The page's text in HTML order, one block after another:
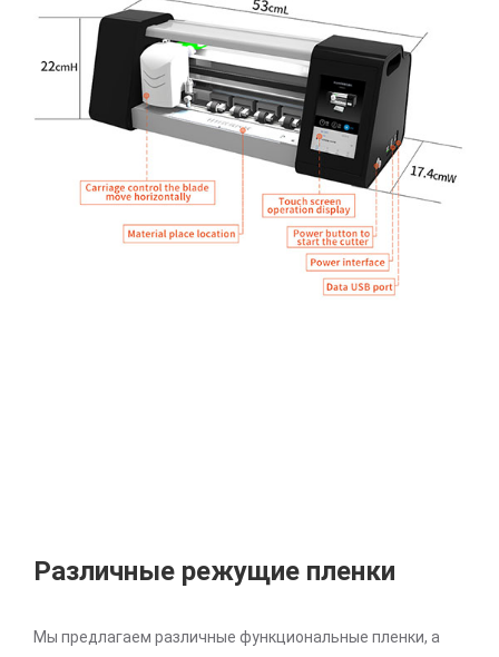
Различные режущие пленки
Мы предлагаем различные функциональные пленки, а